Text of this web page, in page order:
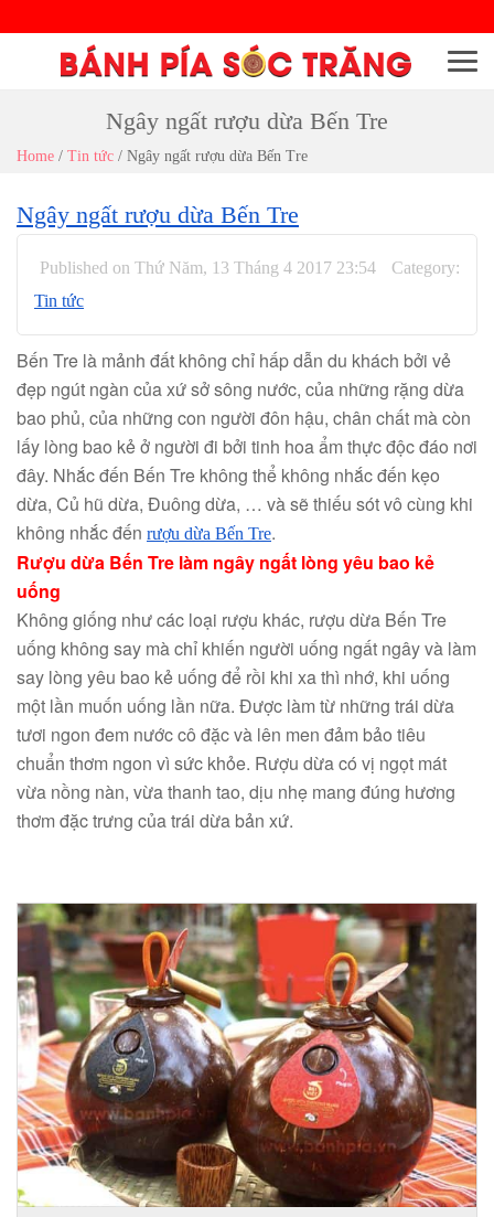
Menu
Ngây ngất rượu dừa Bến Tre
Home / Tin tức / Ngây ngất rượu dừa Bến Tre
Ngây ngất rượu dừa Bến Tre
Published on Thứ Năm, 13 Tháng 4 2017 23:54
Category:
Tin tức
Bến Tre là mảnh đất không chỉ hấp dẫn du khách bởi vẻ
đẹp ngút ngàn của xứ sở sông nước, của những rặng dừa
bao phủ, của những con người đôn hậu, chân chất mà còn
lấy lòng bao kẻ ở người đi bởi tinh hoa ẩm thực độc đáo nơi
đây. Nhắc đến Bến Tre không thể không nhắc đến kẹo
dừa, Củ hũ dừa, Đuông dừa, … và sẽ thiếu sót vô cùng khi
không nhắc đến rượu dừa Bến Tre.
Rượu dừa Bến Tre làm ngây ngất lòng yêu bao kẻ
uống
Không giống như các loại rượu khác, rượu dừa Bến Tre
uống không say mà chỉ khiến người uống ngất ngây và làm
say lòng yêu bao kẻ uống để rồi khi xa thì nhớ, khi uống
một lần muốn uống lần nữa. Được làm từ những trái dừa
tươi ngon đem nước cô đặc và lên men đảm bảo tiêu
chuẩn thơm ngon vì sức khỏe. Rượu dừa có vị ngọt mát
vừa nồng nàn, vừa thanh tao, dịu nhẹ mang đúng hương
thơm đặc trưng của trái dừa bản xứ.